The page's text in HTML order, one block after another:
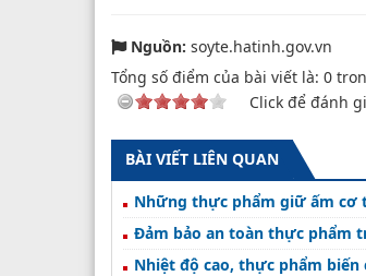
Nguồn: soyte.hatinh.gov.vn
Tổng số điểm của bài viết là: 0
Click để đánh
BÀI VIẾT LIÊN QUAN
Những thực phẩm giữ ấm cơ
Đảm bảo an toàn thực phẩm
Nhiệt độ cao, thực phẩm biến